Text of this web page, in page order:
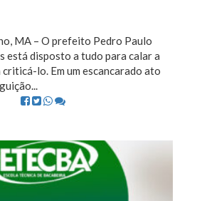
MA – O prefeito Pedro Paulo
está disposto a tudo para calar a
criticá-lo. Em um escancarado ato